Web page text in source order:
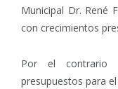
Municipal Dr. René
con crecimientos
Por el contrario
presupuestos para